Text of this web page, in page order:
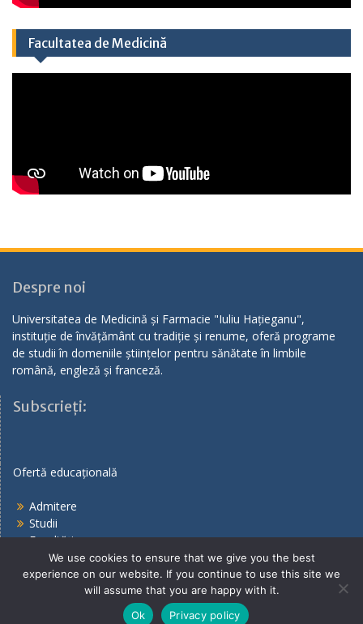
Facultatea de Medicină
Despre noi
Universitatea de Medicină și Farmacie "Iuliu Hațieganu",
instituție de învățământ cu tradiție și renume, oferă programe
de studii în domeniile științelor pentru sănătate în limbile
română, engleză și franceză.
Subscrieți:
Ofertă educațională
Admitere
Studii
Facultăți
Copyright © 2023 by UMF Cluj-Napoca. All rights reserved.
We use cookies to ensure that we give you the best
experience on our website. If you continue to use this site we
will assume that you are happy with it.
Ok
Privacy policy